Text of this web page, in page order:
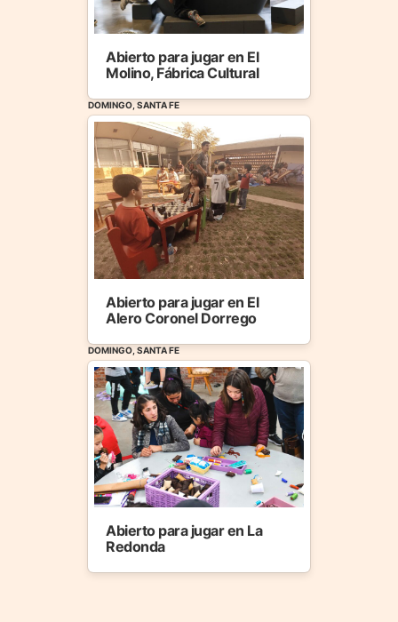
Abierto para jugar en El
Molino, Fábrica Cultural
DOMINGO, SANTA FE
Abierto para jugar en El
Alero Coronel Dorrego
DOMINGO, SANTA FE
Abierto para jugar en La
Redonda